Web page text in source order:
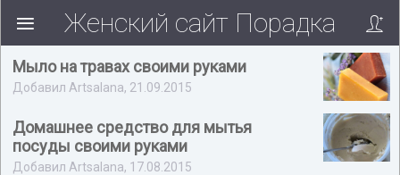
Женский сайт Порадка
Мыло на травах своими руками
Добавил Artsalana, 21.09.2015
Домашнее средство для мытья
посуды своими руками
Добавил Artsalana, 17.08.2015